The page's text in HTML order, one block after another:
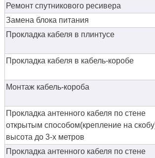
Ремонт спутникового ресивера
Замена блока питания
Прокладка кабеля в плинтусе
Прокладка кабеля в кабель-коробе
Монтаж кабель-короба
Прокладка антенного кабеля по стене
открытым способом(крепление на
высота до 3-х метров
Прокладка антенного кабеля по стене